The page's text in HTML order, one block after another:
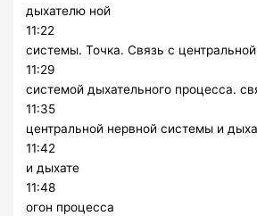
дыхателю ной
11:22
системы. Точка. Связь с
11:29
системой дыхательного процесса.
11:35
центральной нервной системы и
11:42
и дыхате
11:48
огон процесса